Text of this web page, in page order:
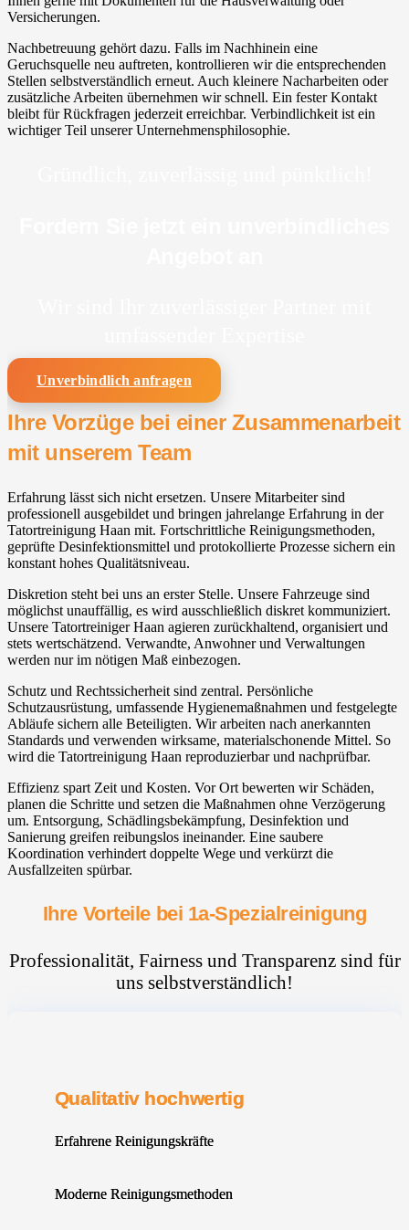
Versicherungen.
Nachbetreuung gehört dazu. Falls im Nachhinein eine
Geruchsquelle neu auftreten, kontrollieren wir die entsprechenden
Stellen selbstverständlich erneut. Auch kleinere Nacharbeiten oder
zusätzliche Arbeiten übernehmen wir schnell. Ein fester Kontakt
bleibt für Rückfragen jederzeit erreichbar. Verbindlichkeit ist ein
wichtiger Teil unserer Unternehmensphilosophie.
Unverbindlich anfragen
Ihre Vorzüge bei einer Zusammenarbeit
mit unserem Team
Erfahrung lässt sich nicht ersetzen. Unsere Mitarbeiter sind
professionell ausgebildet und bringen jahrelange Erfahrung in der
Tatortreinigung Haan mit. Fortschrittliche Reinigungsmethoden,
geprüfte Desinfektionsmittel und protokollierte Prozesse sichern ein
konstant hohes Qualitätsniveau.
Diskretion steht bei uns an erster Stelle. Unsere Fahrzeuge sind
möglichst unauffällig, es wird ausschließlich diskret kommuniziert.
Unsere Tatortreiniger Haan agieren zurückhaltend, organisiert und
stets wertschätzend. Verwandte, Anwohner und Verwaltungen
werden nur im nötigen Maß einbezogen.
Schutz und Rechtssicherheit sind zentral. Persönliche
Schutzausrüstung, umfassende Hygienemaßnahmen und festgelegte
Abläufe sichern alle Beteiligten. Wir arbeiten nach anerkannten
Standards und verwenden wirksame, materialschonende Mittel. So
wird die Tatortreinigung Haan reproduzierbar und nachprüfbar.
Effizienz spart Zeit und Kosten. Vor Ort bewerten wir Schäden,
planen die Schritte und setzen die Maßnahmen ohne Verzögerung
um. Entsorgung, Schädlingsbekämpfung, Desinfektion und
Sanierung greifen reibungslos ineinander. Eine saubere
Koordination verhindert doppelte Wege und verkürzt die
Ausfallzeiten spürbar.
Ihre Vorteile bei 1a-Spezialreinigung
Professionalität, Fairness und Transparenz sind für
uns selbstverständlich!
Qualitativ hochwertig
Erfahrene Reinigungskräfte
Moderne Reinigungsmethoden